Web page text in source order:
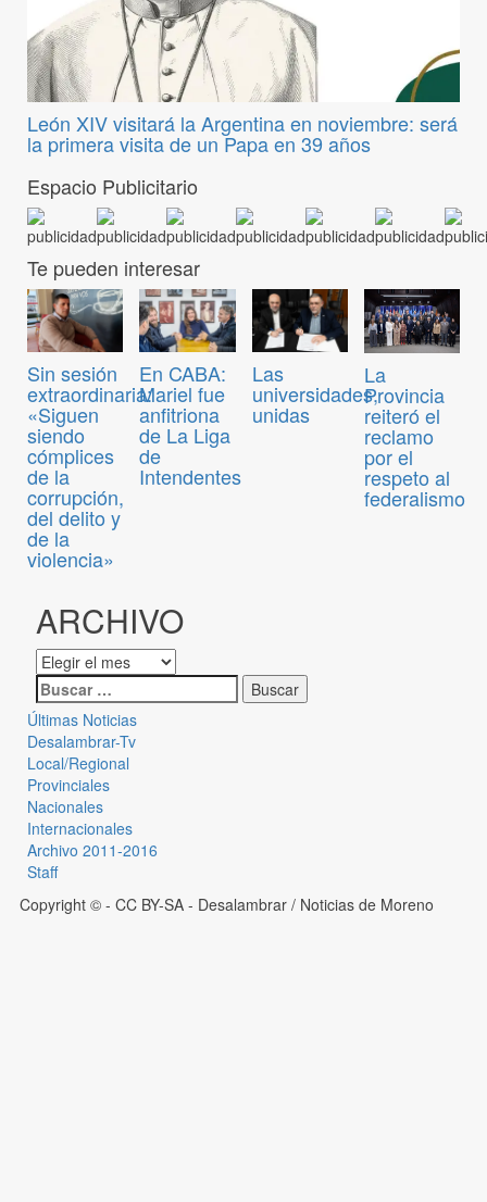
León XIV visitará la Argentina en noviembre: será
la primera visita de un Papa en 39 años
Espacio Publicitario
Te pueden interesar
Sin sesión
extraordinaria:
«Siguen
siendo
cómplices
de la
corrupción,
del delito y
de la
violencia»
En CABA:
Mariel fue
anfitriona
de La Liga
de
Intendentes
Las
universidades,
unidas
La
Provincia
reiteró el
reclamo
por el
respeto al
federalismo
ARCHIVO
Últimas Noticias
Desalambrar-Tv
Local/Regional
Provinciales
Nacionales
Internacionales
Archivo 2011-2016
Staff
Copyright © - CC BY-SA - Desalambrar / Noticias de Moreno